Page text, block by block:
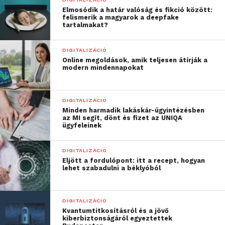
Mission ImPossible Elon
Muskkal
A Csillagváros Kft. vertikális farmján végzett
kísérletek logikus kiegészítése és tudományos
kapcsolata az, ha valós űrkörülményeknek kitett
növényi magokat használnak fel az űrkolonizációs
kísérletekben. E célból a vertikális kutató farmot
működtető Orion Űrnemzedék Alapítvány
együttműködési megállapodást kötött a Genesis SFL
Elmosódik a határ valóság és fikció között:
felismerik a magyarok a deepfake
tartalmakat?
DIGITALIZÁCIÓ
Online megoldások, amik teljesen átírják a
modern mindennapokat
DIGITALIZÁCIÓ
Minden harmadik lakáskár-ügyintézésben
az MI segít, dönt és fizet az UNIQA
ügyfeleinek
DIGITALIZÁCIÓ
Eljött a fordulópont: itt a recept, hogyan
lehet szabadulni a béklyóból
DIGITALIZÁCIÓ
Kvantumtitkosításról és a jövő
kiberbiztonságáról egyeztettek